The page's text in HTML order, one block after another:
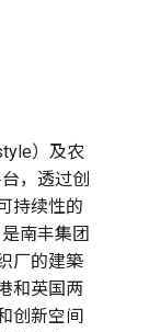
）及农
，透过创
持续性的
南丰集团
厂的建築
和英国两
创新空间